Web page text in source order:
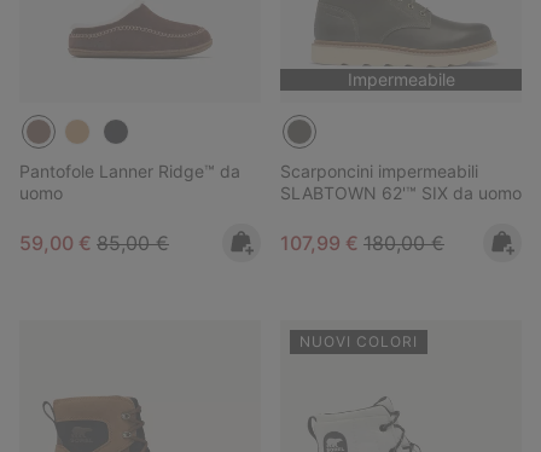
Pantofole Lanner Ridge™ da
uomo
Sale price:
59,00 € Regular price:
85,00 €
Impermeabile
Scarponcini impermeabili
SLABTOWN 62'™ SIX da uomo
Sale price:
107,99 € Regular price:
180,00 €
NUOVI COLORI